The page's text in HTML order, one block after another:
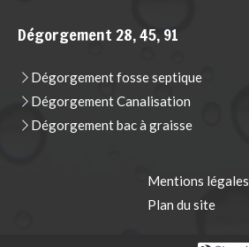
Dégorgement 28, 45, 91
Dégorgement fosse septique
Dégorgement Canalisation
Dégorgement bac à graisse
Mentions légales
Plan du site